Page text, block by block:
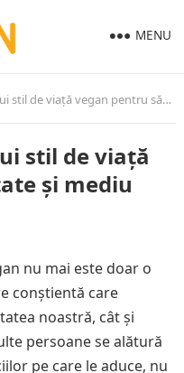
MENU
viață vegan pentru sănătate și mediu
stil de viață
și mediu
nu mai este doar o
conștientă care
noastră, cât și
persoane se alătură
pe care le aduce, nu